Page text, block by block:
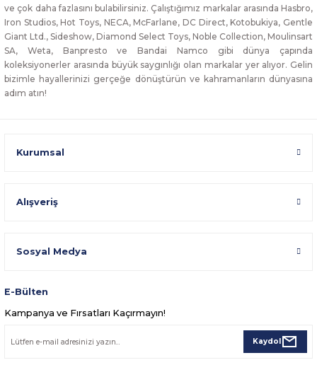
ve çok daha fazlasını bulabilirsiniz. Çalıştığımız markalar arasında Hasbro,
Iron Studios, Hot Toys, NECA, McFarlane, DC Direct, Kotobukiya, Gentle
Giant Ltd., Sideshow, Diamond Select Toys, Noble Collection, Moulinsart
SA, Weta, Banpresto ve Bandai Namco gibi dünya çapında
koleksiyonerler arasında büyük saygınlığı olan markalar yer alıyor. Gelin
bizimle hayallerinizi gerçeğe dönüştürün ve kahramanların dünyasına
adım atın!
Kurumsal
Alışveriş
Sosyal Medya
E-Bülten
Kampanya ve Fırsatları Kaçırmayın!
Kaydol